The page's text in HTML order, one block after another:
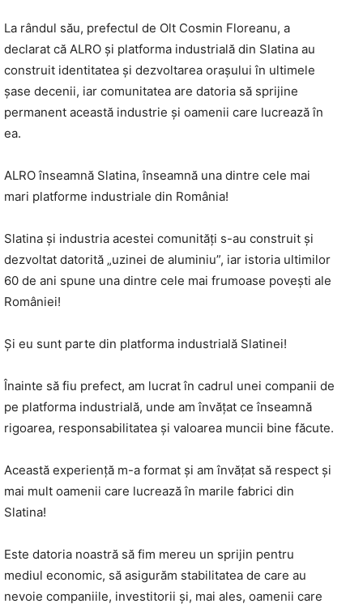
La rândul său, prefectul de Olt Cosmin Floreanu, a
declarat că ALRO și platforma industrială din Slatina au
construit identitatea și dezvoltarea orașului în ultimele
șase decenii, iar comunitatea are datoria să sprijine
permanent această industrie și oamenii care lucrează în
ea.
ALRO înseamnă Slatina, înseamnă una dintre cele mai
mari platforme industriale din România!
Slatina și industria acestei comunități s-au construit și
dezvoltat datorită „uzinei de aluminiu”, iar istoria ultimilor
60 de ani spune una dintre cele mai frumoase povești ale
României!
Și eu sunt parte din platforma industrială Slatinei!
Înainte să fiu prefect, am lucrat în cadrul unei companii de
pe platforma industrială, unde am învățat ce înseamnă
rigoarea, responsabilitatea și valoarea muncii bine făcute.
Această experiență m-a format și am învățat să respect și
mai mult oamenii care lucrează în marile fabrici din
Slatina!
Este datoria noastră să fim mereu un sprijin pentru
mediul economic, să asigurăm stabilitatea de care au
nevoie companiile, investitorii și, mai ales, oamenii care